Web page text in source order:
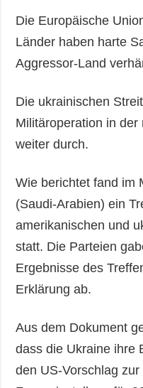
Die Europäische
Länder haben harte
Aggressor-Land
Die ukrainischen
Militäroperation in
weiter durch.
Wie berichtet fand im
(Saudi-Arabien) ein
amerikanischen und
statt. Die Parteien
Ergebnisse des
Erklärung ab.
Aus dem Dokument
dass die Ukraine ihre
den US-Vorschlag